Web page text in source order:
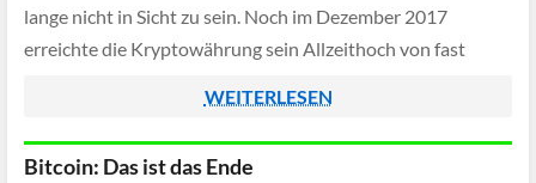
lange nicht in Sicht zu sein. Noch im Dezember 2017
erreichte die Kryptowährung sein Allzeithoch von fast
WEITERLESEN
Bitcoin: Das ist das Ende